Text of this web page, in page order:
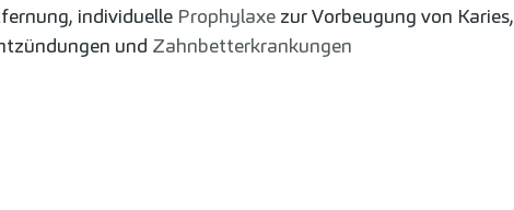
individuelle Prophylaxezur Vorbeugung von Karies,
und Zahnbetterkrankungen